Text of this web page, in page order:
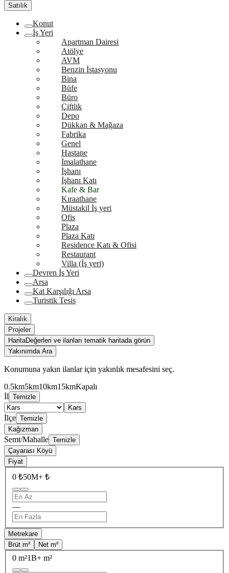
Satılık
Konut
İş Yeri
Apartman Dairesi
Atölye
AVM
Benzin İstasyonu
Bina
Büfe
Büro
Çiftlik
Depo
Dükkan & Mağaza
Fabrika
Genel
Hastane
İmalathane
İşhanı
İşhanı Katı
Kafe & Bar
Kıraathane
Müstakil İş yeri
Ofis
Plaza
Plaza Katı
Residence Katı & Ofisi
Restaurant
Villa (İş yeri)
Devren İş Yeri
Arsa
Kat Karşılığı Arsa
Turistik Tesis
Kiralık
Projeler
HaritaDeğerleri ve ilanları tematik haritada görün
Yakınımda Ara
Konumuna yakın ilanlar için yakınlık mesafesini seç.
0.5km5km10km15kmKapalı
İl Temizle
Kars
İlçe Temizle
Kağızman
Semt/Mahalle Temizle
Çayarası Köyü
Fiyat
0 ₺50M+ ₺
—
Metrekare
Brüt m²
Net m²
0 m²1B+ m²